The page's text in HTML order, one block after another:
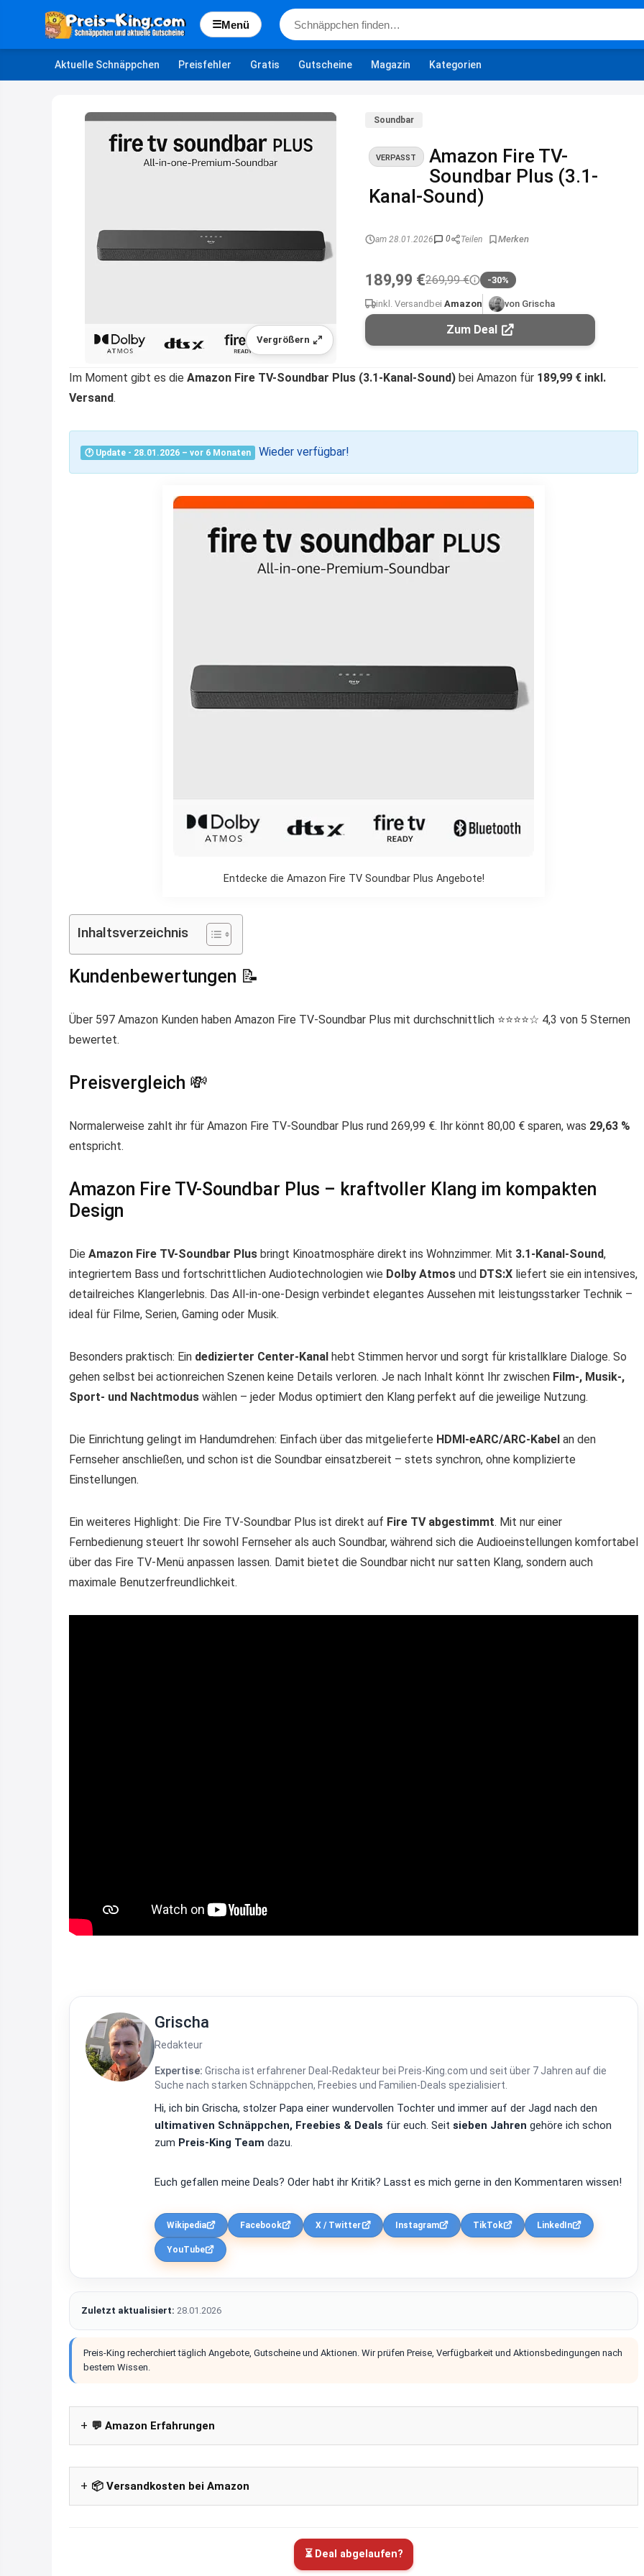
☰Menü
Aktuelle Schnäppchen Preisfehler Gratis Gutscheine Magazin Kategorien
Vergrößern
Soundbar
VERPASST
Amazon Fire TV-
Soundbar Plus (3.1-
Kanal-Sound)
am 28.01.2026 0 Teilen
189,99 €269,99 € -30%
inkl. Versand bei Amazon von Grischa
Zum Deal
Im Moment gibt es die Amazon Fire TV-Soundbar Plus (3.1-Kanal-Sound) bei Amazon für 189,99 € inkl.
Versand.
🕐 Update - 28.01.2026 – vor 6 Monaten Wieder verfügbar!
Entdecke die Amazon Fire TV Soundbar Plus Angebote!
Inhaltsverzeichnis
Kundenbewertungen 📝
Über 597 Amazon Kunden haben Amazon Fire TV-Soundbar Plus mit durchschnittlich ⭐️⭐️⭐️⭐️☆ 4,3 von 5 Sternen
bewertet.
Preisvergleich 💸
Normalerweise zahlt ihr für Amazon Fire TV-Soundbar Plus rund 269,99 €. Ihr könnt 80,00 € sparen, was 29,63 %
entspricht.
Amazon Fire TV-Soundbar Plus – kraftvoller Klang im kompakten
Design
Die Amazon Fire TV-Soundbar Plus bringt Kinoatmosphäre direkt ins Wohnzimmer. Mit 3.1-Kanal-Sound,
integriertem Bass und fortschrittlichen Audiotechnologien wie Dolby Atmos und DTS:X liefert sie ein intensives,
detailreiches Klangerlebnis. Das All-in-one-Design verbindet elegantes Aussehen mit leistungsstarker Technik –
ideal für Filme, Serien, Gaming oder Musik.
Besonders praktisch: Ein dedizierter Center-Kanal hebt Stimmen hervor und sorgt für kristallklare Dialoge. So
gehen selbst bei actionreichen Szenen keine Details verloren. Je nach Inhalt könnt Ihr zwischen Film-, Musik-,
Sport- und Nachtmodus wählen – jeder Modus optimiert den Klang perfekt auf die jeweilige Nutzung.
Die Einrichtung gelingt im Handumdrehen: Einfach über das mitgelieferte HDMI-eARC/ARC-Kabel an den
Fernseher anschließen, und schon ist die Soundbar einsatzbereit – stets synchron, ohne komplizierte
Einstellungen.
Ein weiteres Highlight: Die Fire TV-Soundbar Plus ist direkt auf Fire TV abgestimmt. Mit nur einer
Fernbedienung steuert Ihr sowohl Fernseher als auch Soundbar, während sich die Audioeinstellungen komfortabel
über das Fire TV-Menü anpassen lassen. Damit bietet die Soundbar nicht nur satten Klang, sondern auch
maximale Benutzerfreundlichkeit.
Grischa
Redakteur
Expertise: Grischa ist erfahrener Deal-Redakteur bei Preis-King.com und seit über 7 Jahren auf die
Suche nach starken Schnäppchen, Freebies und Familien-Deals spezialisiert.
Hi, ich bin Grischa, stolzer Papa einer wundervollen Tochter und immer auf der Jagd nach den
ultimativen Schnäppchen, Freebies & Deals für euch. Seit sieben Jahren gehöre ich schon
zum Preis-King Team dazu.
Euch gefallen meine Deals? Oder habt ihr Kritik? Lasst es mich gerne in den Kommentaren wissen!
Wikipedia Facebook X / Twitter Instagram TikTok LinkedIn
YouTube
Zuletzt aktualisiert: 28.01.2026
Preis-King recherchiert täglich Angebote, Gutscheine und Aktionen. Wir prüfen Preise, Verfügbarkeit und Aktionsbedingungen nach
bestem Wissen.
💬 Amazon Erfahrungen
📦 Versandkosten bei Amazon
⏳ Deal abgelaufen?